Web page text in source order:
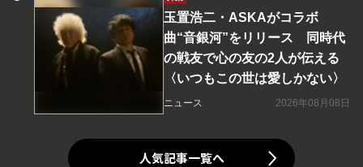
玉置浩二・ASKAがコラボ
曲“音銀河”をリリース 同時代
の戦友で心の友の2人が伝える
〈いつもこの世は愛しかない〉
ニュース 2026年08月08日
人気記事一覧へ